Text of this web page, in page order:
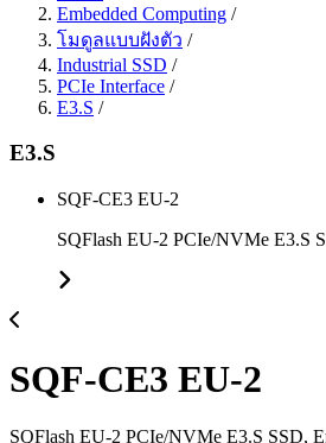
Embedded Computing /
โมดูลแบบฝังตัว /
Industrial SSD /
PCIe Interface /
E3.S /
E3.S
SQF-CE3 EU-2
SQFlash EU-2 PCIe/NVMe E3.S
SQF-CE3 EU-2
SQFlash EU-2 PCIe/NVMe E3.S SSD,